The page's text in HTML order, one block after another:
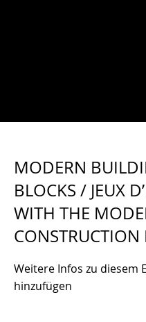
MODERN
BLOCKS / JEUX
WITH THE
CONSTRUCTION
Weitere Infos zu diesem
hinzufügen